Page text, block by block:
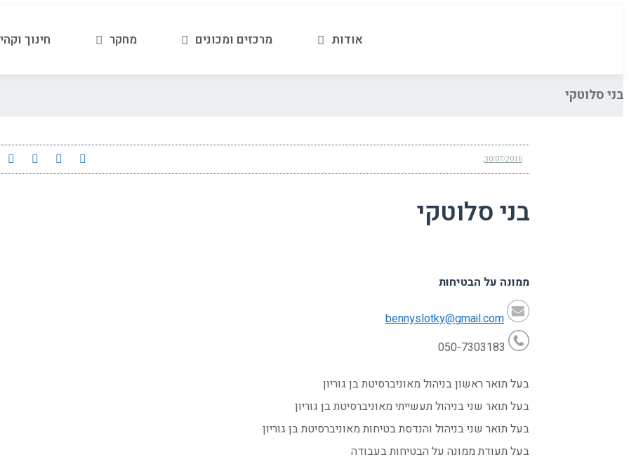
אודות מרכזים ומכונים מחקר חינוך
בני סלוטקי
30/07/2016
בני סלוטקי
ממונה על הבטיחות
bennyslotky@gmail.com
בעל תואר ראשון בניהול מאוניברסיטת בן גוריון
בעל תואר שני בניהול תעשייתי מאוניברסיטת בן גוריון
בעל תואר שני בניהול והנדסת בטיחות מאוניברסיטת בן גוריון
בעל תעודת ממונה על הבטיחות בעבודה